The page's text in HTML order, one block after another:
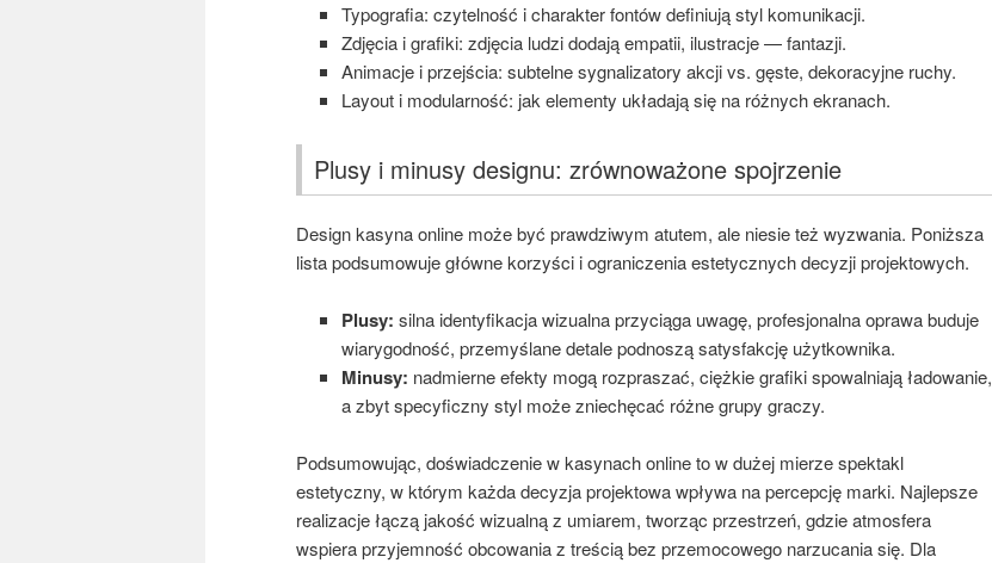
Typografia: czytelność i charakter fontów definiują styl komunikacji.
Zdjęcia i grafiki: zdjęcia ludzi dodają empatii, ilustracje — fantazji.
Animacje i przejścia: subtelne sygnalizatory akcji vs. gęste, dekoracyjne ruchy.
Layout i modularność: jak elementy układają się na różnych ekranach.
Plusy i minusy designu: zrównoważone spojrzenie
Design kasyna online może być prawdziwym atutem, ale niesie też wyzwania. Poniższa
lista podsumowuje główne korzyści i ograniczenia estetycznych decyzji projektowych.
Plusy: silna identyfikacja wizualna przyciąga uwagę, profesjonalna oprawa buduje
wiarygodność, przemyślane detale podnoszą satysfakcję użytkownika.
Minusy: nadmierne efekty mogą rozpraszać, ciężkie grafiki spowalniają ładowanie,
a zbyt specyficzny styl może zniechęcać różne grupy graczy.
Podsumowując, doświadczenie w kasynach online to w dużej mierze spektakl
estetyczny, w którym każda decyzja projektowa wpływa na percepcję marki. Najlepsze
realizacje łączą jakość wizualną z umiarem, tworząc przestrzeń, gdzie atmosfera
wspiera przyjemność obcowania z treścią bez przemocowego narzucania się. Dla